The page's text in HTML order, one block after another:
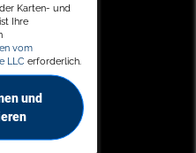
Karten- und
Ihre
vom
LLC erforderlich.
und